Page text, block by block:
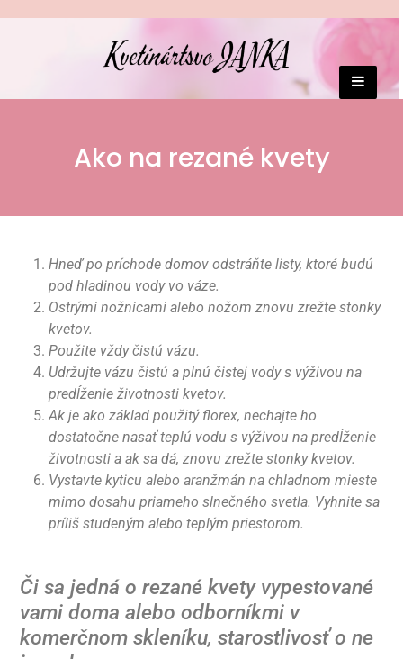
Ako na rezané kvety
Hneď po príchode domov odstráňte listy, ktoré budú
pod hladinou vody vo váze.
Ostrými nožnicami alebo nožom znovu zrežte stonky
kvetov.
Použite vždy čistú vázu.
Udržujte vázu čistú a plnú čistej vody s výživou na
predĺženie životnosti kvetov.
Ak je ako základ použitý florex, nechajte ho
dostatočne nasať teplú vodu s výživou na predĺženie
životnosti a ak sa dá, znovu zrežte stonky kvetov.
Vystavte kyticu alebo aranžmán na chladnom mieste
mimo dosahu priameho slnečného svetla. Vyhnite sa
príliš studeným alebo teplým priestorom.
Či sa jedná o rezané kvety vypestované
vami doma alebo odborníkmi v
komerčnom skleníku, starostlivosť o ne